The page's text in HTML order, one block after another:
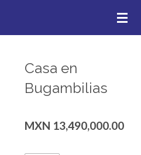
Casa en
Bugambilias
MXN 13,490,000.00